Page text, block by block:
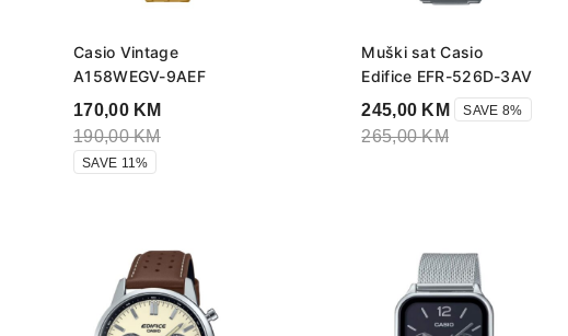
Casio Vintage
A158WEGV-9AEF
170,00 KM
190,00KM
SAVE 11%
Muški sat Casio
Edifice EFR-526D-3AV
245,00 KM
265,00KM
SAVE 8%